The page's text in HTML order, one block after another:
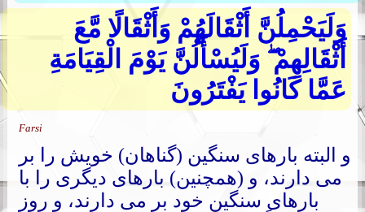
وَلَيَحْمِلُنَّ أَثْقَالَهُمْ وَأَثْقَالًا مَّعَ
أَثْقَالِهِمْ ۖ وَلَيُسْأَلُنَّ يَوْمَ الْقِيَامَةِ
عَمَّا كَانُوا يَفْتَرُونَ
Farsi
و البته بارهای سنگین (گناهان) خویش را بر
می دارند، و (همچنین) بارهای دیگری را با
بارهای سنگین خود بر می دارند، و روز